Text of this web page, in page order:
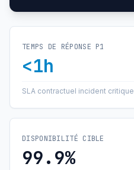
TEMPS DE RÉPONSE P1
<1h
SLA contractuel incident critique
DISPONIBILITÉ CIBLE
99.9%